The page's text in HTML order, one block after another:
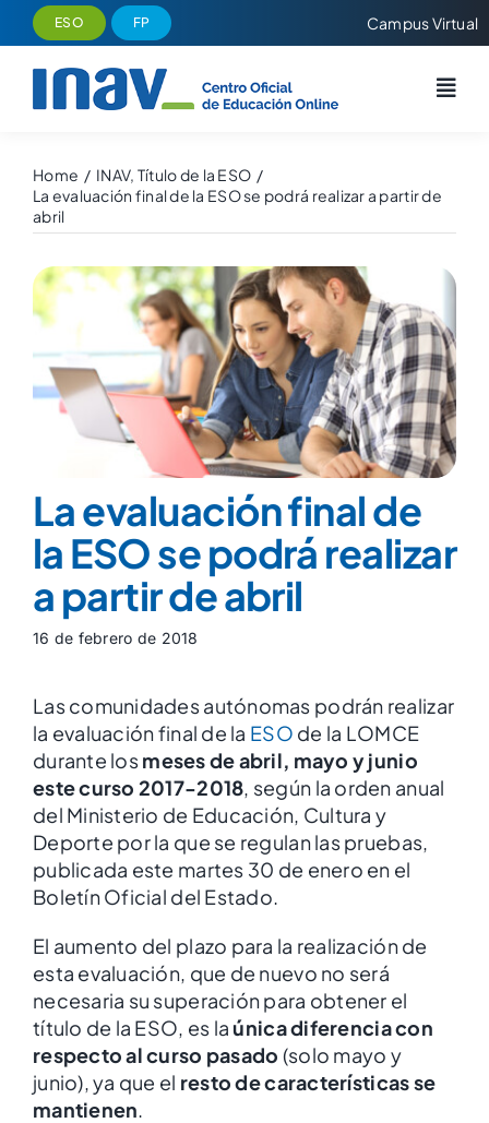
Saltar
al
contenido
ESO FP Campus Virtual
Home INAV Título de la ESO
La evaluación final de la ESO se podrá realizar a partir de
abril
La evaluación final de
la ESO se podrá realizar
a partir de abril
16 de febrero de 2018
Las comunidades autónomas podrán realizar
la evaluación final de la ESO de la LOMCE
durante losmeses de abril, mayo y junio
este curso 2017-2018, según la orden anual
del Ministerio de Educación, Cultura y
Deporte por la que se regulan las pruebas,
publicada este martes 30 de enero en el
Boletín Oficial del Estado.
El aumento del plazo para la realización de
esta evaluación, que de nuevo no será
necesaria su superación para obtener el
título de la ESO, es laúnica diferencia con
respecto al curso pasado (solo mayo y
junio), ya que el resto de características se
mantienen.